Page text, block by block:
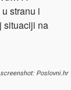
stranu i
situaciji na
screenshot: Poslovni.hr